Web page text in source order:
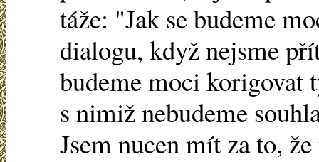
táže: "Jak se budeme
dialogu, když nejsme
budeme moci korigovat
s nimiž nebudeme
Jsem nucen mít za to,